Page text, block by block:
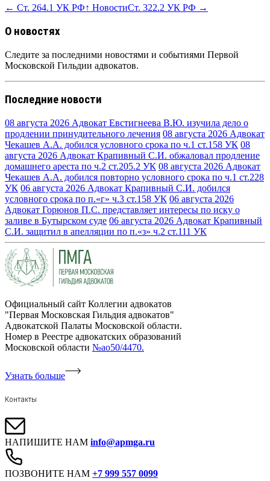
← Ст. 264.1 УК РФ↑ НовостиСт. 322.2 УК РФ →
О новостях
Следите за последними новостями и событиями Первой
Московской Гильдии адвокатов.
Последние новости
08 августа 2026 Адвокат Евстигнеева В.Ю. изучила дело о
продлении принудительного лечения 08 августа 2026 Адвокат
Чекашев А.А. добился условного срока по ч.1 ст.158 УК 08
августа 2026 Адвокат Крапивный С.И. обжаловал продление
домашнего ареста по ч.2 ст.205.2 УК 08 августа 2026 Адвокат
Чекашев А.А. добился повторно условного срока по ч.1 ст.228
УК 06 августа 2026 Адвокат Крапивный С.И. добился
условного срока по п.«г» ч.3 ст.158 УК 06 августа 2026
Адвокат Горюнов П.С. представляет интересы по иску о
заливе в Бутырском суде 06 августа 2026 Адвокат Крапивный
С.И. защитил в апелляции по п.«з» ч.2 ст.111 УК
Официальный сайт Коллегии адвокатов
"Первая Московская Гильдия адвокатов"
Адвокатской Палаты Московской области.
Номер в Реестре адвокатских образований
Московской области №ао50/4470.
Узнать больше
Контакты
НАПИШИТЕ НАМ info@apmga.ru
ПОЗВОНИТЕ НАМ +7 999 557 0099